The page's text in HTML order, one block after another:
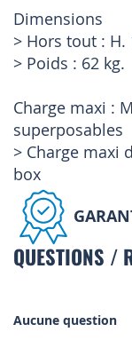
Dimensions
> Hors tout : H.
> Poids : 62 kg.
Charge maxi :
superposables
> Charge maxi
box
QUESTIONS /
Aucune question